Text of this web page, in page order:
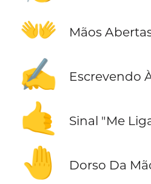
👐 Mãos
✍️ Escrevendo
🤙 Sinal "Me
🤚 Dorso Da